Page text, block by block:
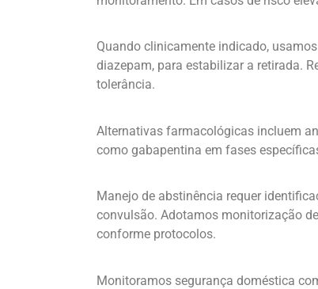
Quando clinicamente indicado,
diazepam, para estabilizar a retirada.
tolerância.
Alternativas farmacológicas incluem
como gabapentina em fases
Manejo de abstinência requer
convulsão. Adotamos monitorização
conforme protocolos.
Monitoramos segurança doméstica